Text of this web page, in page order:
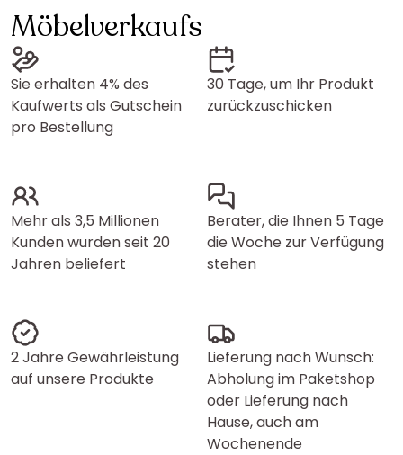
Möbelverkaufs
Sie erhalten 4% des
Kaufwerts als Gutschein
pro Bestellung
30 Tage, um Ihr Produkt
zurückzuschicken
Mehr als 3,5 Millionen
Kunden wurden seit 20
Jahren beliefert
Berater, die Ihnen 5 Tage
die Woche zur Verfügung
stehen
2 Jahre Gewährleistung
auf unsere Produkte
Lieferung nach Wunsch:
Abholung im Paketshop
oder Lieferung nach
Hause, auch am
Wochenende